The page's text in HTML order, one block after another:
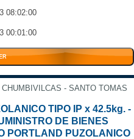
08:02:00
00:01:00
- SANTO TOMAS
TIPO IP x 42.5kg. -
DE BIENES
PORTLAND PUZOLANICO